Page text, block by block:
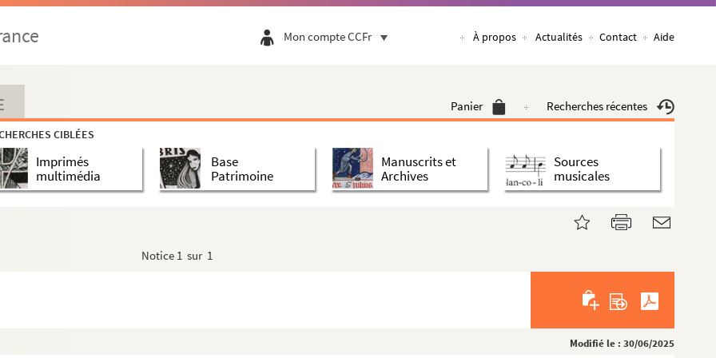
Mon compte CCFr À propos Actualités Contact Aide
Panier Recherches récentes
CIBLÉES
Imprimés
multimédia
Base
Patrimoine
Manuscrits et
Archives
Sources
musicales
Notice 1 sur 1
Modifié le : 30/06/2025